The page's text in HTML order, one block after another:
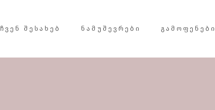
ᲩᲕᲔᲜ ᲨᲔᲡᲐᲮᲔᲑ ᲜᲐᲛᲣᲨᲔᲕᲠᲔᲑᲘ ᲒᲐᲛᲝᲤᲔᲜᲔᲑᲘ